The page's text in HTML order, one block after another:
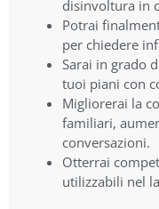
disinvoltura in
Potrai
per chiedere
Sarai in grado
tuoi piani con
Migliorerai la
familiari,
conversazioni.
Otterrai
utilizzabili nel